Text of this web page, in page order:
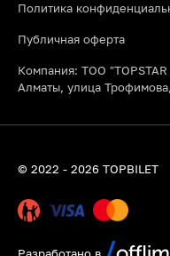
Политика
Публичная оферта
Компания: ТОО "TOPSTAR
Алматы, улица
© 2022 - 2026 TOPBILET